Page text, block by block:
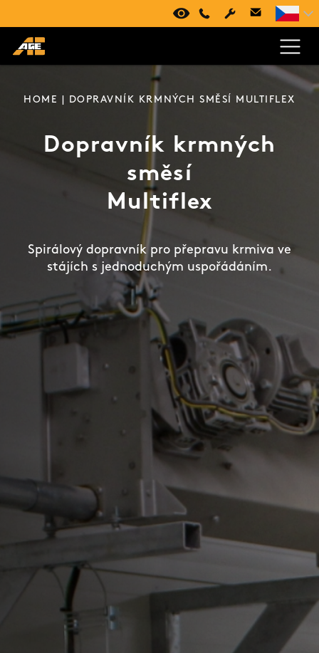
HOME | DOPRAVNÍK KRMNÝCH SMĚSÍ MULTIFLEX
Dopravník krmných
směsí
Multiflex
Spirálový dopravník pro přepravu krmiva ve
stájích s jednoduchým uspořádáním.